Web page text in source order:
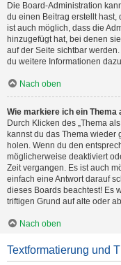
Die Board-Administration
du einen Beitrag erstellt hast,
ist auch möglich, dass die
hinzugefügt hat, bei denen
auf der Seite sichtbar
du weitere Informationen
Nach oben
Wie markiere ich ein Thema
Durch Klicken des „Thema
kannst du das Thema wieder
holen. Wenn du den
möglicherweise deaktiviert
Zeit vergangen. Es ist auch
einfach eine Antwort darauf
dieses Boards beachtest! Es
triftigen Grund auf alte oder
Nach oben
Textformatierung und